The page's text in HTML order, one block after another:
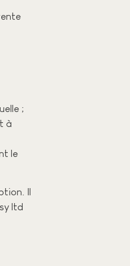
;
à
le
Il
ltd